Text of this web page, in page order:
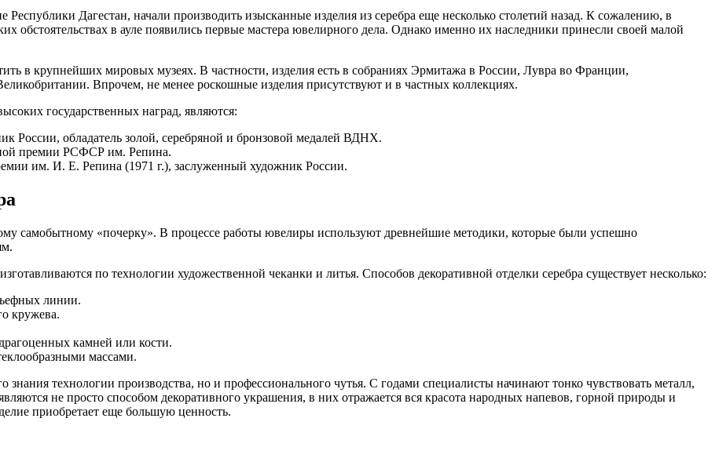
Дагестан, начали производить изысканные изделия из серебра еще несколько столетий назад. К сожалению, в
обстоятельствах в ауле появились первые мастера ювелирного дела. Однако именно их наследники принесли своей малой
в крупнейших мировых музеях. В частности, изделия есть в собраниях Эрмитажа в России, Лувра во Франции,
Впрочем, не менее роскошные изделия присутствуют и в частных коллекциях.
государственных наград, являются:
обладатель золой, серебряной и бронзовой медалей ВДНХ.
премии РСФСР им. Репина.
им. И. Е. Репина (1971 г.), заслуженный художник России.
самобытному «почерку». В процессе работы ювелиры используют древнейшие методики, которые были успешно
по технологии художественной чеканки и литья. Способов декоративной отделки серебра существует несколько:
линии.
кружева.
камней или кости.
массами.
знания технологии производства, но и профессионального чутья. С годами специалисты начинают тонко чувствовать металл,
не просто способом декоративного украшения, в них отражается вся красота народных напевов, горной природы и
приобретает еще большую ценность.